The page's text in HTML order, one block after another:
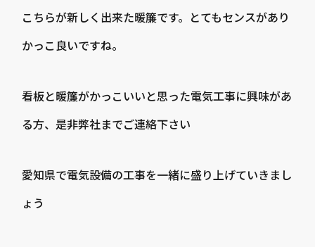
こちらが新しく出来た暖簾です。とてもセンスがあり
かっこ良いですね。
看板と暖簾がかっこいいと思った電気工事に興味があ
る方、是非弊社までご連絡下さい
愛知県で電気設備の工事を一緒に盛り上げていきまし
ょう